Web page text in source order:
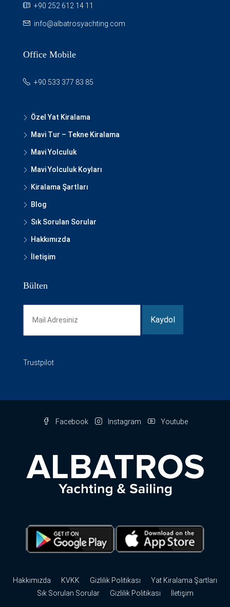
+90 252 612 14 11
info@albatrosyachting.com
Office Mobile
+90 533 377 83 85
Özel Yat Kiralama
Mavi Tur – Tekne Kiralama
Mavi Yolculuk
Mavi Yolculuk Koyları
Kiralama Şartları
Blog
Sık Sorulan Sorular
Hakkımızda
İletişim
Bülten
Trustpilot
Facebook Instagram Youtube
Hakkımızda KVKK Gizlilik Politikası
Yat Kiralama Şartları
Sık Sorulan Sorular
Gizlilik Politikası İletişim